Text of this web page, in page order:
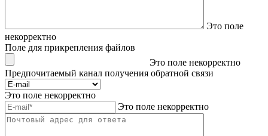
Это поле
некорректно
Поле для прикрепления файлов
Это поле некорректно
Предпочитаемый канал получения обратной связи
Это поле некорректно
Это поле некорректно